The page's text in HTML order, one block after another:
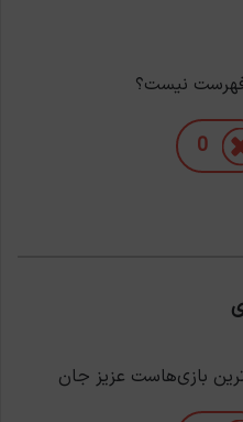
نیست؟
0
:
بازی‌هاست عزیز جان